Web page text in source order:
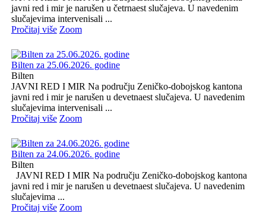
javni red i mir je narušen u četrnaest slučajeva. U navedenim
slučajevima intervenisali ...
Pročitaj više Zoom
Bilten za 25.06.2026. godine
Bilten
JAVNI RED I MIR Na području Zeničko-dobojskog kantona
javni red i mir je narušen u devetnaest slučajeva. U navedenim
slučajevima intervenisali ...
Pročitaj više Zoom
Bilten za 24.06.2026. godine
Bilten
JAVNI RED I MIR Na području Zeničko-dobojskog kantona
javni red i mir je narušen u devetnaest slučajeva. U navedenim
slučajevima ...
Pročitaj više Zoom